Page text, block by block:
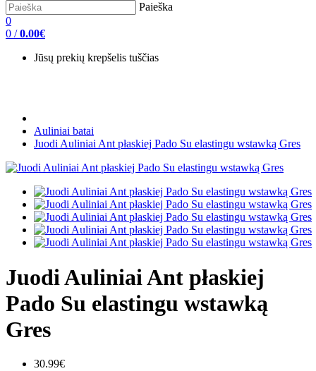
Paieška
0
0 / 0.00€
Jūsų prekių krepšelis tuščias
Auliniai batai
Juodi Auliniai Ant płaskiej Pado Su elastingu wstawką Gres
Juodi Auliniai Ant płaskiej
Pado Su elastingu wstawką
Gres
30.99€